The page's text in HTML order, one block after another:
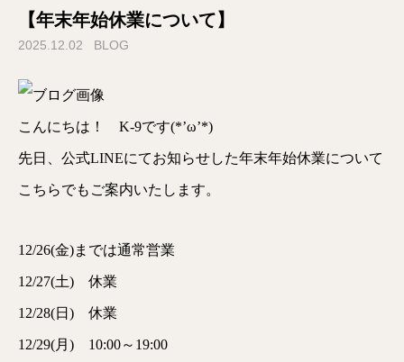
【年末年始休業について】
2025.12.02 BLOG
こんにちは！ K-9です(*’ω’*)
先日、公式LINEにてお知らせした年末年始休業について
こちらでもご案内いたします。
12/26(金)までは通常営業
12/27(土) 休業
12/28(日) 休業
12/29(月) 10:00～19:00